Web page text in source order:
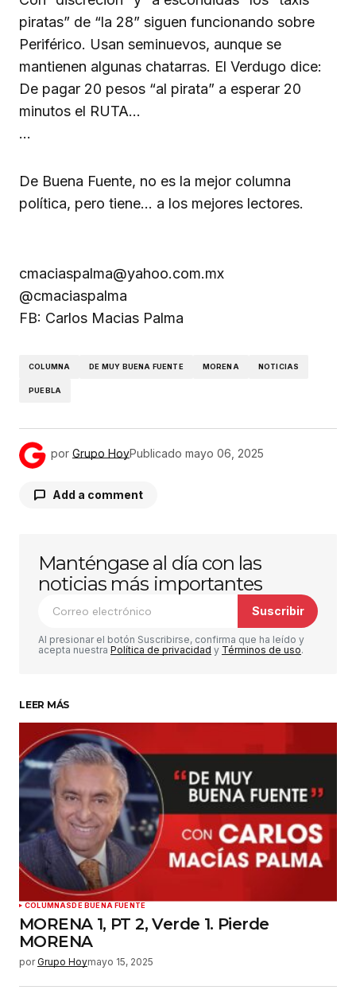
piratas” de “la 28” siguen funcionando sobre
Periférico. Usan seminuevos, aunque se
mantienen algunas chatarras. El Verdugo dice:
De pagar 20 pesos “al pirata” a esperar 20
minutos el RUTA…
…
De Buena Fuente, no es la mejor columna
política, pero tiene… a los mejores lectores.
cmaciaspalma@yahoo.com.mx
@cmaciaspalma
FB: Carlos Macias Palma
COLUMNA DE MUY BUENA FUENTE MORENA NOTICIAS
PUEBLA
por Grupo HoyPublicado mayo 06, 2025
Add a comment
Tu dirección de correo electrónico no será
publicada. Los campos obligatorios están
marcados con*
Comentario*
Su nombre*
Tu correo electrónico
Guardar mi nombre, correo electrónico y sitio
web en este navegador para la próxima vez que
haga un comentario.
Enviar comentario
Manténgase al día con las
noticias más importantes
Suscribir
Al presionar el botón Suscribirse, confirma que ha leído y
acepta nuestra Política de privacidad y Términos de uso.
LEER MÁS
COLUMNASDE BUENA FUENTE
MORENA 1, PT 2, Verde 1. Pierde
MORENA
por Grupo Hoymayo 15, 2025